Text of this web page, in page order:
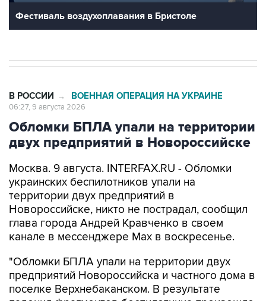
Фестиваль воздухоплавания в Бристоле
В РОССИИ → ВОЕННАЯ ОПЕРАЦИЯ НА УКРАИНЕ
06:27, 9 августа 2026
Обломки БПЛА упали на территории
двух предприятий в Новороссийске
Москва. 9 августа. INTERFAX.RU - Обломки
украинских беспилотников упали на
территории двух предприятий в
Новороссийске, никто не пострадал, сообщил
глава города Андрей Кравченко в своем
канале в мессенджере Max в воскресенье.
"Обломки БПЛА упали на территории двух
предприятий Новороссийска и частного дома в
поселке Верхнебаканском. В результате